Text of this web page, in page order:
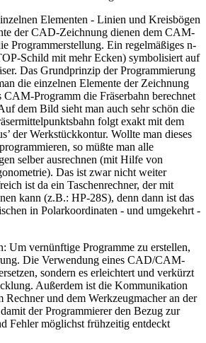
Elementen - Linien und Kreisbögen
der CAD-Zeichnung dienen dem CAM-
Programmerstellung. Ein regelmäßiges n-
Schild mit mehr Ecken) symbolisiert auf
Das Grundprinzip der Programmierung
die einzelnen Elemente der Zeichnung
CAM-Programm die Fräserbahn berechnet
dem Bild sieht man auch sehr schön die
folgt exakt mit dem
der Werkstückkontur. Wollte man dieses
so müßte man alle
selber ausrechnen (mit Hilfe von
Das ist zwar nicht weiter
ist da ein Taschenrechner, der mit
kann (z.B.: HP-28S), denn dann ist das
in Polarkoordinaten - und umgekehrt -
Um vernünftige Programme zu erstellen,
Die Verwendung eines CAD/CAM-
sondern es erleichtert und verkürzt
Außerdem ist die Kommunikation
Rechner und dem Werkzeugmacher an der
der Programmierer den Bezug zur
Fehler möglichst frühzeitig entdeckt